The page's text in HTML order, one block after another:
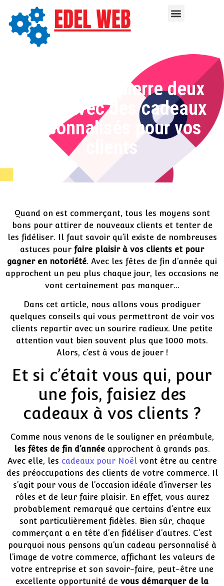
Faites d’une pierre deux
coups avec des cadeaux
personnalisés pour vos
clients
Quand on est commerçant, tous les moyens sont
bons pour attirer de nouveaux clients et tenter de
les fidéliser. Il faut savoir qu’il existe de nombreuses
astuces pour faire plaisir à vos clients et pour
gagner en notoriété. Avec les fêtes de fin d’année qui
approchent un peu plus chaque jour, les occasions ne
vont certainement pas manquer…
Dans cet article, nous allons vous prodiguer
quelques conseils qui vous permettront de voir vos
clients repartir avec un sourire radieux. Une petite
attention vaut bien souvent plus que 1000 mots.
Alors, c’est à vous de jouer !
Et si c’était vous qui, pour
une fois, faisiez des
cadeaux à vos clients ?
Comme nous venons de le souligner en préambule,
les fêtes de fin d’année approchent à grands pas.
Avec elle, les cadeaux pour Noëlvont être au centre
des préoccupations des clients de votre commerce. Il
s’agit pour vous de l’occasion idéale d’inverser les
rôles et de leur faire plaisir. En effet, vous aurez
probablement remarqué que certains d’entre eux
sont particulièrement fidèles. Bien sûr, chaque
commerçant a en tête d’en fidéliser d’autres. C’est
pourquoi nous pensons qu’un cadeau personnalisé à
l’image de votre commerce, affichant les valeurs de
votre entreprise et son savoir-faire, peut-être une
excellente opportunité de vous démarquer de la